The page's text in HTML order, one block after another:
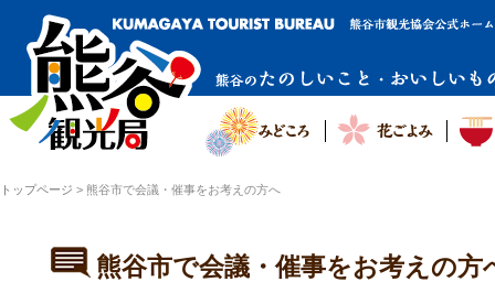
トップページ > 熊谷市で会議・催事をお考えの方へ
熊谷市で会議・催事をお考えの方